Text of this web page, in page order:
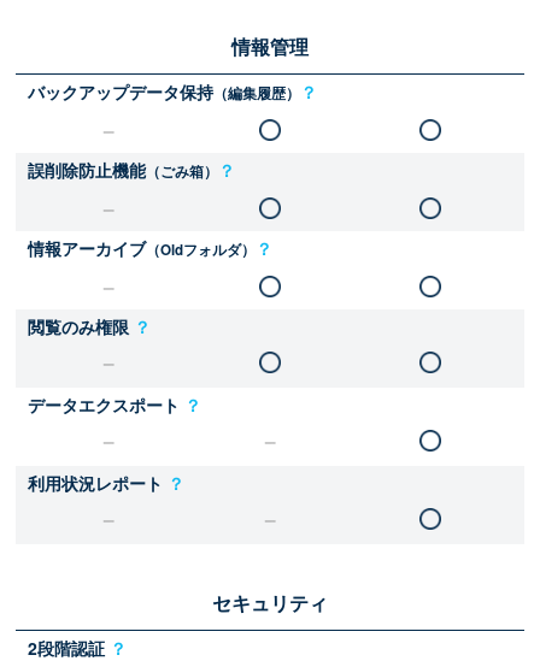
情報管理
バックアップデータ保持（編集履歴） ？
誤削除防止機能（ごみ箱） ？
情報アーカイブ（Oldフォルダ） ？
閲覧のみ権限 ？
データエクスポート ？
利用状況レポート ？
セキュリティ
2段階認証 ？